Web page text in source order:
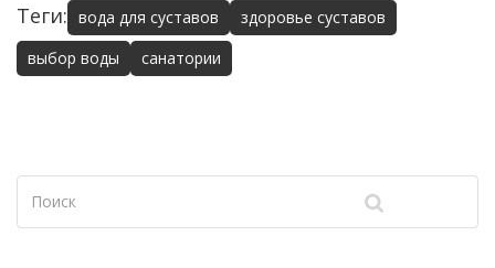
Теги: вода для суставов
здоровье суставов
выбор воды
санатории